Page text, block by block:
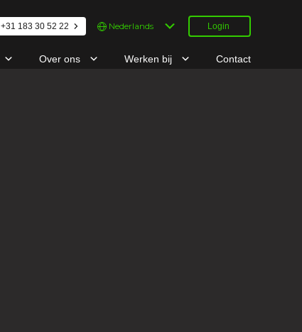
+31 183 30 52 22
Kies
een
Login
Over ons Werken bij Contact